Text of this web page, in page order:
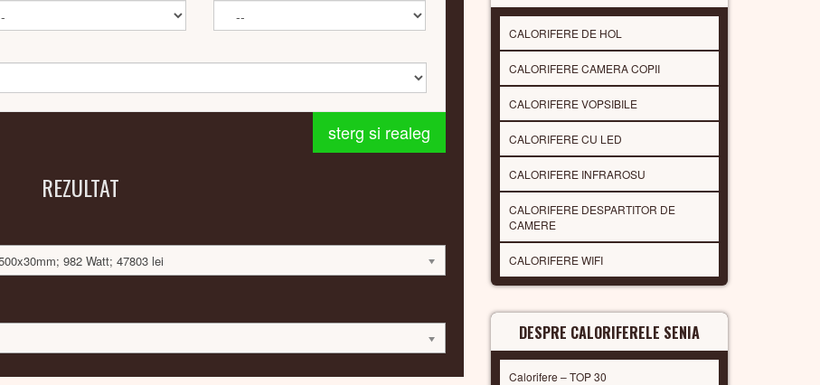
sterg si realeg
REZULTAT
982 Watt; 47803 lei
CALORIFERE DE HOL
CALORIFERE CAMERA COPII
CALORIFERE VOPSIBILE
CALORIFERE CU LED
CALORIFERE INFRAROSU
CALORIFERE DESPARTITOR DE
CAMERE
CALORIFERE WIFI
DESPRE CALORIFERELE SENIA
Calorifere – TOP 30